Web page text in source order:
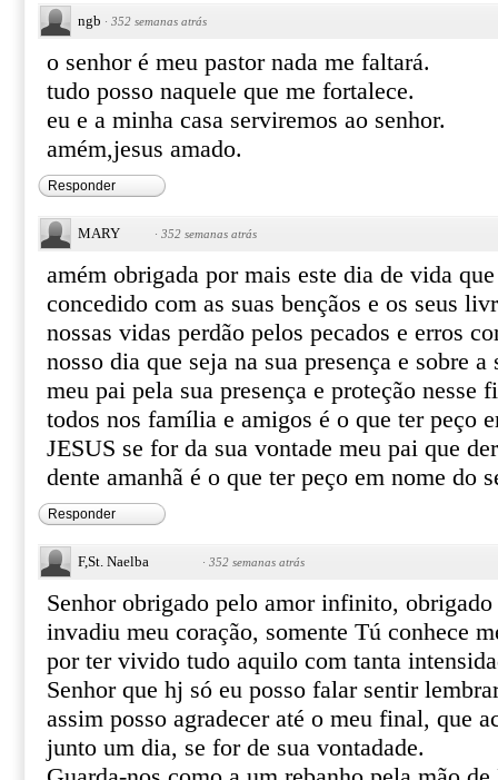
ngb · 352 semanas atrás
o senhor é meu pastor nada me faltará.
tudo posso naquele que me fortalece.
eu e a minha casa serviremos ao senhor.
amém,jesus amado.
Responder
MARY · 352 semanas atrás
amém obrigada por mais este dia de vida
concedido com as suas bençãos e os seus
nossas vidas perdão pelos pecados e erros
nosso dia que seja na sua presença e sobre
meu pai pela sua presença e proteção nesse
todos nos família e amigos é o que ter peço
JESUS se for da sua vontade meu pai que
dente amanhã é o que ter peço em nome do
Responder
F,St. Naelba · 352 semanas atrás
Senhor obrigado pelo amor infinito, obrigado
invadiu meu coração, somente Tú conhece
por ter vivido tudo aquilo com tanta
Senhor que hj só eu posso falar sentir
assim posso agradecer até o meu final, que
junto um dia, se for de sua vontadade.